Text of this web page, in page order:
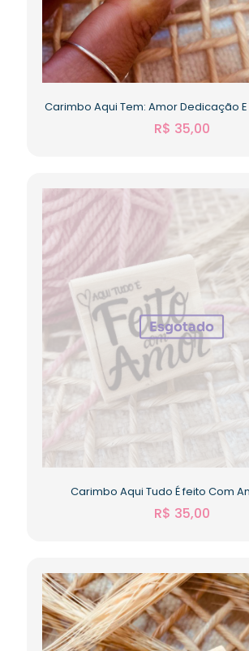
Carimbo Aqui Tem: Amor Dedicação
R$ 35,00
Esgotado
Carimbo Aqui Tudo É feito Com
R$ 35,00